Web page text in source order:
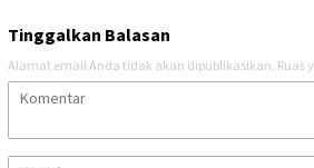
Tinggalkan Balasan
Alamat email Anda tidak akan dipublikasikan. Ruas